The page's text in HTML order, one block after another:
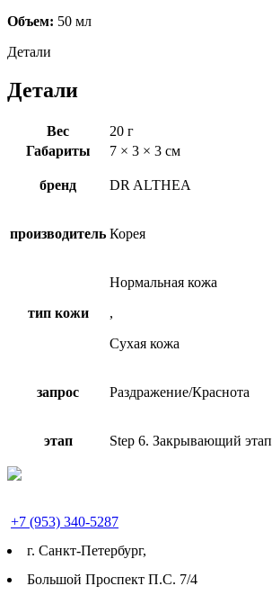
Объем: 50 мл
Детали
Детали
Вес
20 г
Габариты
7 × 3 × 3 см
бренд DR ALTHEA
производитель Корея
тип кожи
Нормальная кожа
,
Сухая кожа
запрос Раздражение/Краснота
этап Step 6. Закрывающий этап
+7 (953) 340-5287
г. Cанкт-Петербург,
Большой Проспект П.С. 7/4